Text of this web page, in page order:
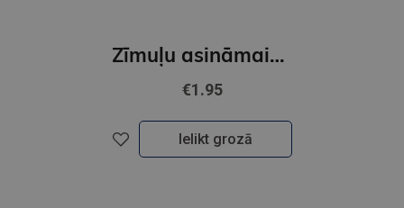
Zīmuļu asināmais ar dzēšgumiju, Dos 96 Metalic
€1.95
Ielikt grozā